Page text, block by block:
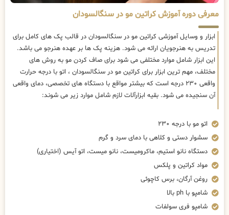
معرفی دوره آموزش کراتین مو در سنگالسودان
ابزار و وسایل آموزشی کراتین مو در سنگالسودان در قالب پک های کامل برای
تدریس به هنرجویان ارائه می شود. هزینه پک ها بر عهده هنرجو می باشد.
این ابزار شامل موارد مختلفی می شود برای صاف کردن مو به روش های
مختلف، مهم ترین ابزار برای کراتین مو در سنگالسودان ، اتو با درجه حرارت
واقعی ۲۳۰ درجه است که بیشتر مواقع با دستگاه های تخصصی، دمای واقعی
آن سنجیده می شود. بقیه ابزارآلات لازم شامل موارد زیر می شوند:
اتو مو با درجه ۲۳۰
سشوار دستی و کلاهی با دمای سرد و گرم
دستگاه نانو استیم، ماکرومیست، نانو میست، اتو آیس (اختیاری)
مواد کراتین و پلکس
روغن آرگان، برس کاچوئی
شامپو با ph بالا
شامپو فری سولفات